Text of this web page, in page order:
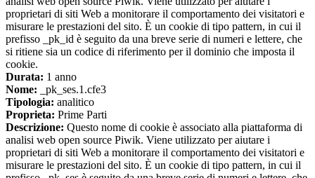
proprietari di siti Web a monitorare il comportamento dei visitatori e
misurare le prestazioni del sito. È un cookie di tipo pattern, in cui il
prefisso _pk_id è seguito da una breve serie di numeri e lettere, che
si ritiene sia un codice di riferimento per il dominio che imposta il
cookie.
Durata: 1 anno
Nome: _pk_ses.1.cfe3
Tipologia: analitico
Proprieta: Prime Parti
Descrizione: Questo nome di cookie è associato alla piattaforma di
analisi web open source Piwik. Viene utilizzato per aiutare i
proprietari di siti Web a monitorare il comportamento dei visitatori e
misurare le prestazioni del sito. È un cookie di tipo pattern, in cui il